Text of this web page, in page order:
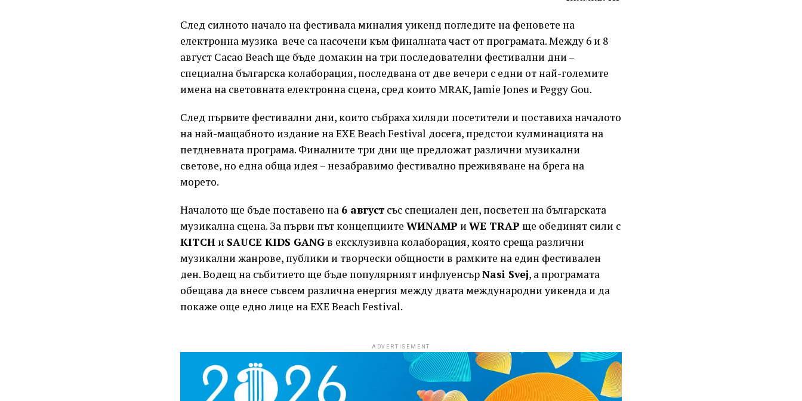
След силното начало на фестивала миналия уикенд погледите на феновете на
електронна музика вече са насочени към финалната част от програмата. Между 6 и 8
август Cacao Beach ще бъде домакин на три последователни фестивални дни –
специална българска колаборация, последвана от две вечери с едни от най-големите
имена на световната електронна сцена, сред които MRAK, Jamie Jones и Peggy Gou.
След първите фестивални дни, които събраха хиляди посетители и поставиха началото
на най-мащабното издание на EXE Beach Festival досега, предстои кулминацията на
петдневната програма. Финалните три дни ще предложат различни музикални
светове, но една обща идея – незабравимо фестивално преживяване на брега на
морето.
Началото ще бъде поставено на 6 август със специален ден, посветен на българската
музикална сцена. За първи път концепциите WИNAMP и WE TRAP ще обединят сили с
KITCH и SAUCE KIDS GANG в ексклузивна колаборация, която среща различни
музикални жанрове, публики и творчески общности в рамките на един фестивален
ден. Водещ на събитието ще бъде популярният инфлуенсърNasi Svej, а програмата
обещава да внесе съвсем различна енергия между двата международни уикенда и да
покаже още едно лице на EXE Beach Festival.
ADVERTISEMENT